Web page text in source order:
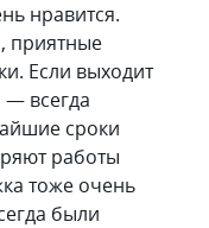
нравится.
приятные
Если выходит
всегда
сроки
работы
тоже очень
были